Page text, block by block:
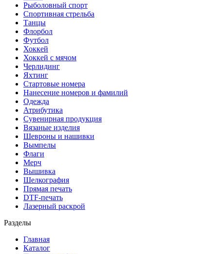
Рыболовный спорт
Спортивная стрельба
Танцы
Флорбол
Футбол
Хоккей
Хоккей с мячом
Черлидинг
Яхтинг
Стартовые номера
Нанесение номеров и фамилий
Одежда
Атрибутика
Сувенирная продукция
Вязаные изделия
Шевроны и нашивки
Вымпелы
Флаги
Мерч
Вышивка
Шелкография
Прямая печать
DTF-печать
Лазерный раскрой
Разделы
Главная
Каталог